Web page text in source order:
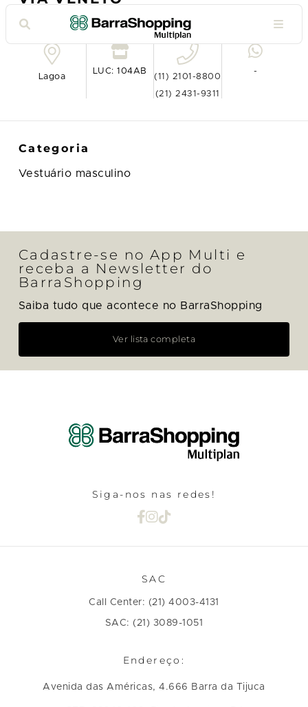
Ver no mapa
Lagoa
LUC: 104AB
(11) 2101-8800
(21) 2431-9311
-
Categoria
Vestuário masculino
Cadastre-se no App Multi e
receba a Newsletter do
BarraShopping
Saiba tudo que acontece no BarraShopping
Ver lista completa
Siga-nos nas redes!
SAC
Call Center: (21) 4003-4131
SAC: (21) 3089-1051
Endereço:
Avenida das Américas, 4.666 Barra da Tijuca